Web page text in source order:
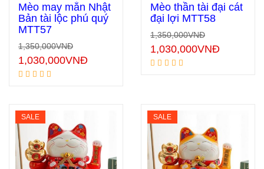
Thêm vào giỏ hàng
Mèo thần tài đại cát
đại lợi MTT58
1,350,000VNĐ
1,030,000VNĐ
Mèo may mắn Nhật
Bản tài lộc phú quý
MTT57
1,350,000VNĐ
1,030,000VNĐ
SALE
SALE